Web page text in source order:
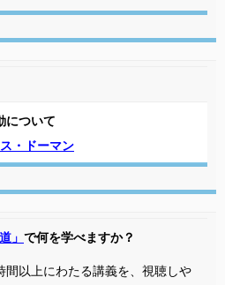
について
・ドーマン
」 で何を学べますか？
間以上にわたる講義を、視聴しや